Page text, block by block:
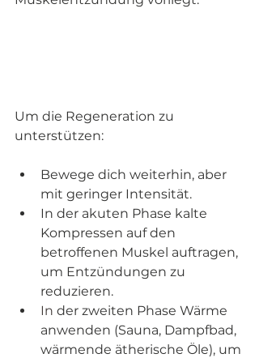
Um die Regeneration zu
unterstützen:
Bewege dich weiterhin, aber
mit geringer Intensität.
In der akuten Phase kalte
Kompressen auf den
betroffenen Muskel auftragen,
um Entzündungen zu
reduzieren.
In der zweiten Phase Wärme
anwenden (Sauna, Dampfbad,
wärmende ätherische Öle), um